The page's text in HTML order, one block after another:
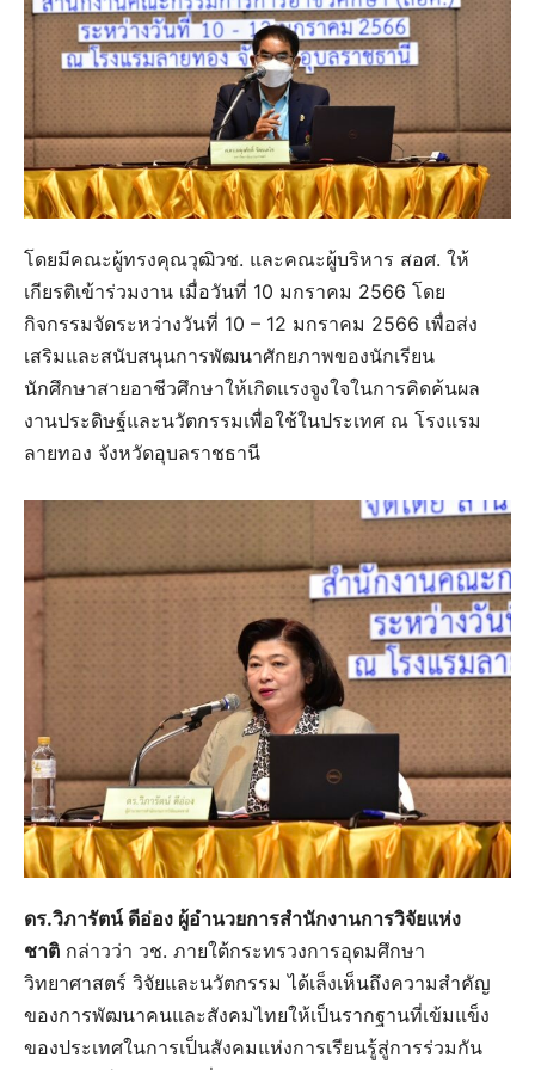
โดยมีคณะผู้ทรงคุณวุฒิวช. และคณะผู้บริหาร สอศ. ให้
เกียรติเข้าร่วมงาน เมื่อวันที่ 10 มกราคม 2566 โดย
กิจกรรมจัดระหว่างวันที่ 10 – 12 มกราคม 2566 เพื่อส่ง
เสริมและสนับสนุนการพัฒนาศักยภาพของนักเรียน
นักศึกษาสายอาชีวศึกษาให้เกิดแรงจูงใจในการคิดค้นผล
งานประดิษฐ์และนวัตกรรมเพื่อใช้ในประเทศ ณ โรงแรม
ลายทอง จังหวัดอุบลราชธานี
ดร.วิภารัตน์ ดีอ่อง ผู้อำนวยการสำนักงานการวิจัยแห่ง
ชาติ กล่าวว่า วช. ภายใต้กระทรวงการอุดมศึกษา
วิทยาศาสตร์ วิจัยและนวัตกรรม ได้เล็งเห็นถึงความสำคัญ
ของการพัฒนาคนและสังคมไทยให้เป็นรากฐานที่เข้มแข็ง
ของประเทศในการเป็นสังคมแห่งการเรียนรู้สู่การร่วมกัน